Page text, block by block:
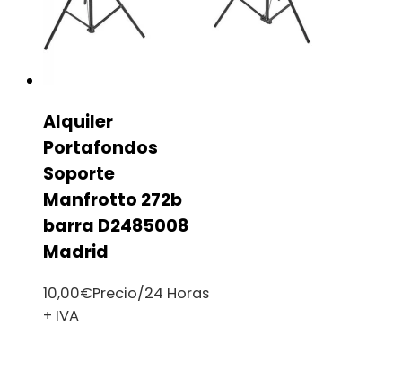
Alquiler
Portafondos
Soporte
Manfrotto 272b
barra D2485008
Madrid
10,00€Precio/24 Horas
+ IVA